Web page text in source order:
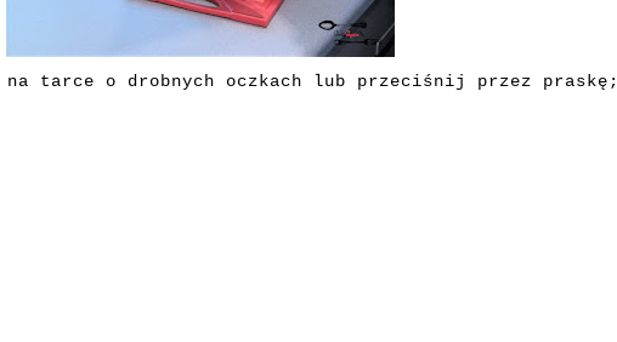
tarce o drobnych oczkach lub przeciśnij przez praskę;